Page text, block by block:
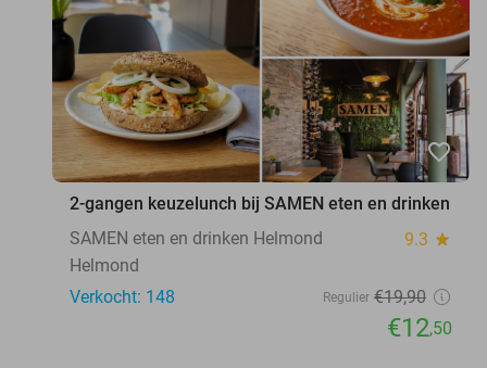
favorite_border
2-gangen keuzelunch bij SAMEN eten en drinken
SAMEN eten en drinken Helmond
9.3 star
Helmond
Verkocht: 148
Regulier €19,90
€12,50